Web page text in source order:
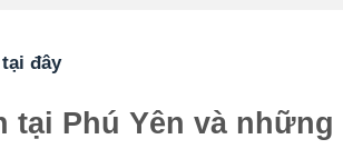
tại đây
tại Phú Yên và những